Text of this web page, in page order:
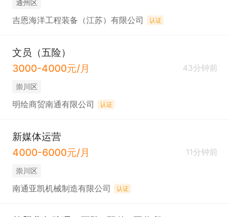
通州区
吉恩海洋工程装备（江苏）有限公司 认证
文员（五险）
3000-4000元/月
43分钟前
崇川区
明绘商贸南通有限公司 认证
新媒体运营
4000-6000元/月
11分钟前
崇川区
南通亚凯机械制造有限公司 认证